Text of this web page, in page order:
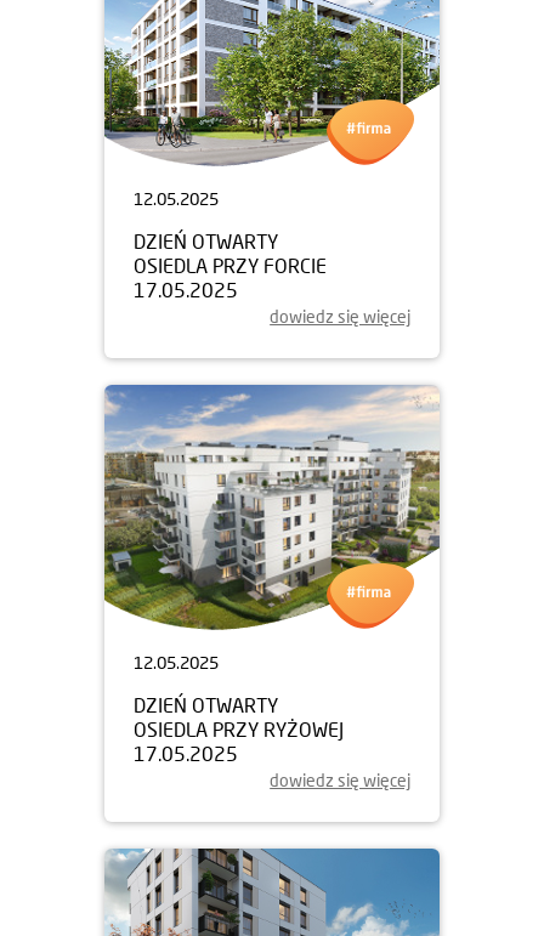
12.05.2025
DZIEŃ OTWARTY
OSIEDLA PRZY FORCIE
17.05.2025
dowiedz się więcej
12.05.2025
DZIEŃ OTWARTY
OSIEDLA PRZY RYŻOWEJ
17.05.2025
dowiedz się więcej